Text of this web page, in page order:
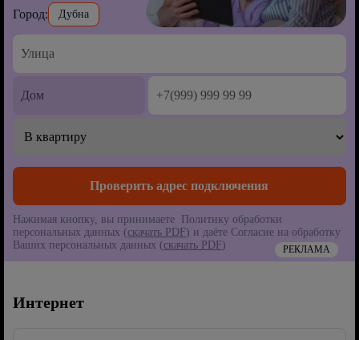
Город: Дубна
Нажимая кнопку, вы принимаете Политику обработки
персональных данных (скачать PDF) и даёте Согласие на обработку
Ваших персональных данных (скачать PDF) РЕКЛАМА
Интернет